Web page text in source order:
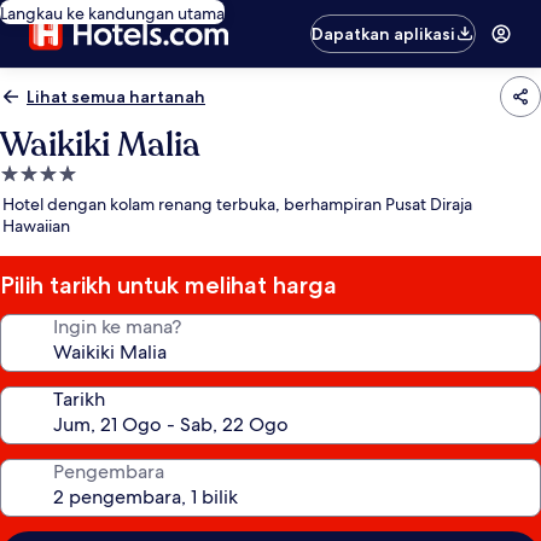
Langkau ke kandungan utama
Dapatkan aplikasi
Lihat semua hartanah
Waikiki Malia
Hartanah
4.0
bintang
Hotel dengan kolam renang terbuka, berhampiran Pusat Diraja
Hawaiian
Pilih tarikh untuk melihat harga
Ingin ke mana?
Tarikh
Pengembara